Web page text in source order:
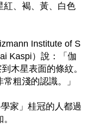
紅、褐、黃、白色
Institute of S
Kaspi）說：「伽
木星表面的條紋。
粗淺的認識。」
家」桂冠的人都過